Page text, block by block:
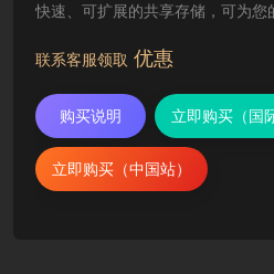
快速、可扩展的共享存储，可为您
联系客服领取 优惠
购买说明 立即购买（国
立即购买（中国站）